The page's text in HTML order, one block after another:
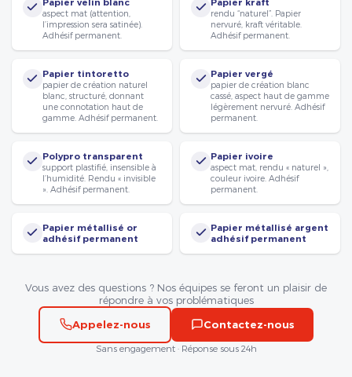
aspect mat (attention,
l’impression sera satinée).
Adhésif permanent.
rendu “naturel”. Papier
nervuré, kraft véritable.
Adhésif permanent.
Papier tintoretto
papier de création naturel
blanc, structuré, donnant
une connotation haut de
gamme. Adhésif permanent.
Papier vergé
papier de création blanc
cassé, aspect haut de gamme
légèrement nervuré. Adhésif
permanent.
Polypro transparent
support plastifié, insensible à
l’humidité. Rendu « invisible
». Adhésif permanent.
Papier ivoire
aspect mat, rendu « naturel »,
couleur ivoire. Adhésif
permanent.
Papier métallisé or
adhésif permanent
Papier métallisé argent
adhésif permanent
Vous avez des questions ? Nos équipes se feront un plaisir de
répondre à vos problématiques
Appelez-nous
Contactez-nous
Sans engagement · Réponse sous 24h